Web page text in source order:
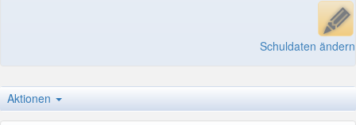
Schuldaten ändern
Aktionen